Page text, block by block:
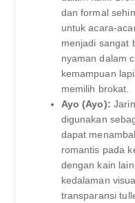
dan formal
untuk acara-
menjadi sangat
nyaman dalam
kemampuan
memilih brokat.
Ayo (Ayo):
digunakan
dapat
romantis pada
dengan kain
kedalaman
transparansi